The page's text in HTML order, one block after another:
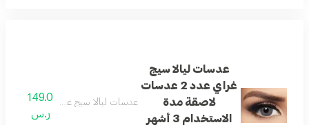
عدسات ليالا سيج
غراي عدد 2 عدسات
لاصقة مدة
الاستخدام 3 أشهر
عدسات ليالا سيج غراي عدد 2 عدسات لاصقة مدة الاستخدام 3 أشهر عدسة زينة
149.0
ر.س